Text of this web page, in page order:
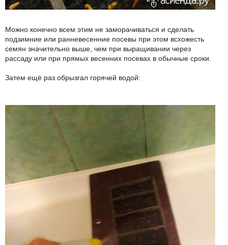
Можно конечно всем этим не заморачиваться и сделать
подзимние или ранневесенние посевы при этом всхожесть
семян значительно выше, чем при выращивании через
рассаду или при прямых весенних посевах в обычные сроки.
Затем ещё раз обрызгал горячей водой: